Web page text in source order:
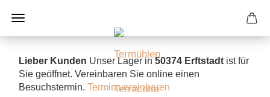
Lieber Kunden Unser Lager in50374 Erftstadt ist für
Sie geöffnet. Vereinbaren Sie online einen
Besuchstermin. Termin vereinbaren